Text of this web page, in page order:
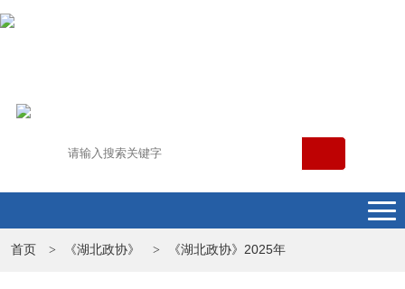
首页 > 《湖北政协》 > 《湖北政协》2025年